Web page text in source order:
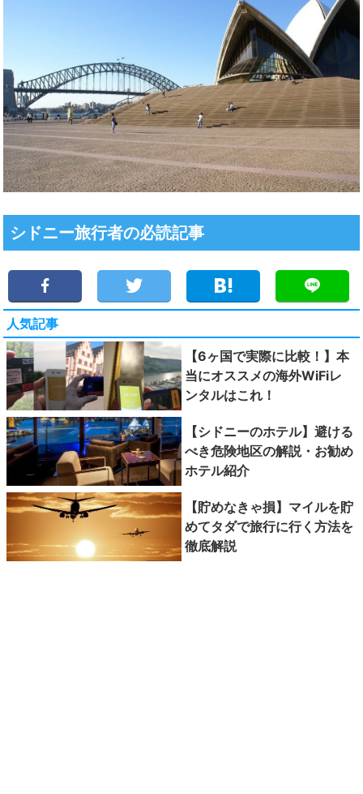
シドニー旅行者の必読記事
人気記事
【6ヶ国で実際に比較！】本
当にオススメの海外WiFiレ
ンタルはこれ！
【シドニーのホテル】避ける
べき危険地区の解説・お勧め
ホテル紹介
【貯めなきゃ損】マイルを貯
めてタダで旅行に行く方法を
徹底解説